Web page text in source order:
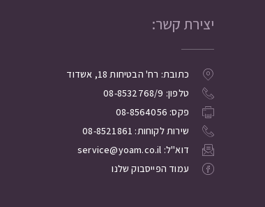
יצירת קשר:
כתובת: רח' הבטיחות 18, אשדוד
טלפון: 08-8532768/9
פקס: 08-8564056
שירות לקוחות: 08-8521861
דוא"ל: service@yoam.co.il
עמוד הפייסבוק שלנו